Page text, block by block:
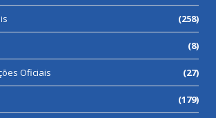
(258)
(8)
Oficiais (27)
(179)